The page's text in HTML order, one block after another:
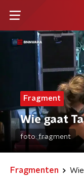
Fragment
Wie gaat
foto:fragment
Fragmenten